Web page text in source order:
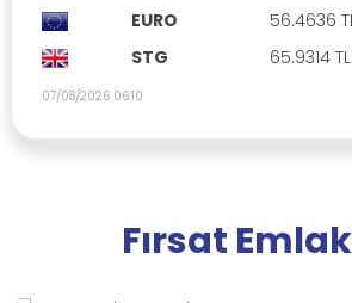
EURO
56.4636
STG
65.9314 TL
07/08/2026 06:10
Fırsat